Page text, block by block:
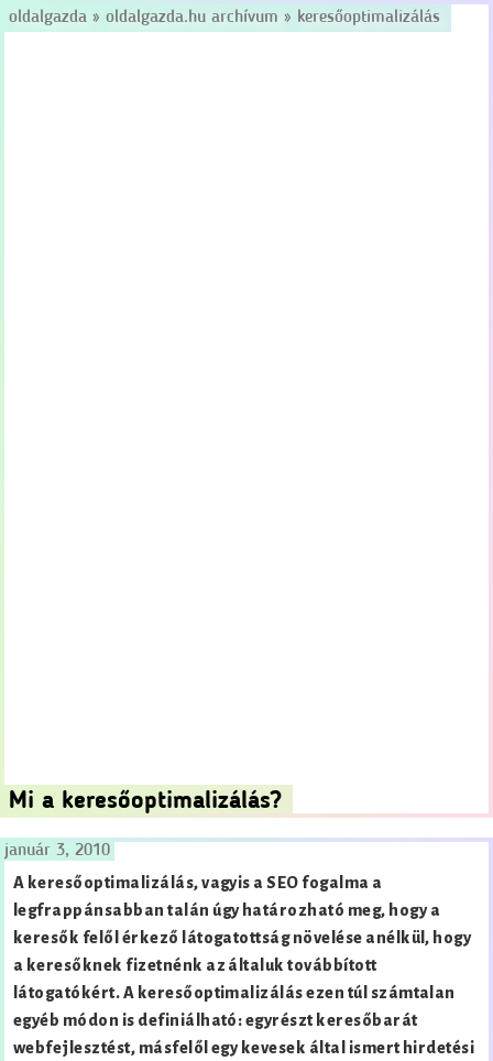
oldalgazda » oldalgazda.hu archívum » keresőoptimalizálás
Mi a keresőoptimalizálás?
január 3, 2010
A keresőoptimalizálás, vagyis a SEO fogalma a
legfrappánsabban talán úgy határozható meg, hogy a
keresők felől érkező látogatottság növelése anélkül, hogy
a keresőknek fizetnénk az általuk továbbított
látogatókért. A keresőoptimalizálás ezen túl számtalan
egyéb módon is definiálható: egyrészt keresőbarát
webfejlesztést, másfelől egy kevesek által ismert hirdetési